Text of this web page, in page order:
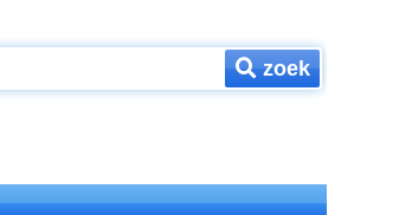
zoek